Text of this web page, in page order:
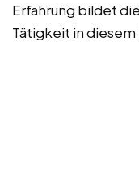
Erfahrung bildet
Tätigkeit in